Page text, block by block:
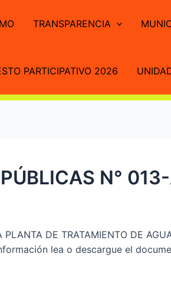
TRANSPARENCIA
PARTICIPATIVO 2026
N°
DE TRATAMIENTO DE
lea o descargue el